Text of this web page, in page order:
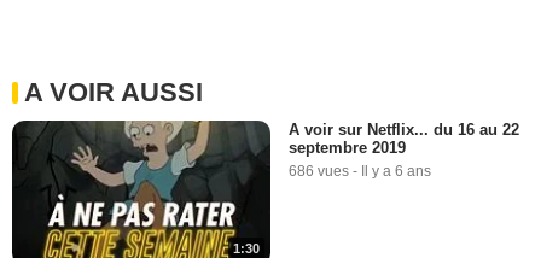
A VOIR AUSSI
1:30
A voir sur Netflix... du 16 au 22
septembre 2019
686 vues - Il y a 6 ans